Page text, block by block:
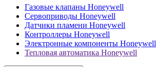
Газовые клапаны Honeywell
Сервоприводы Honeywell
Датчики пламени Honeywell
Контроллеры Honeywell
Электронные компоненты Honeywell
Тепловая автоматика Honeywell